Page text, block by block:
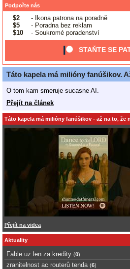
Podpořte nás
$2
- Ikona patrona na poradně
$5
- Poradna bez reklam
$10
- Soukromé poradenství
STAŇTE SE
Táto kapela má milióny fanúšikov.
O tom kam smeruje sucasne AI.
Přejít na článek
Táto kapela má milióny fanúšikov - až na to, že
Přejít na videa
Aktuality
Fable uz len za kredity (0)
zranitelnost ac routerů tenda (6)